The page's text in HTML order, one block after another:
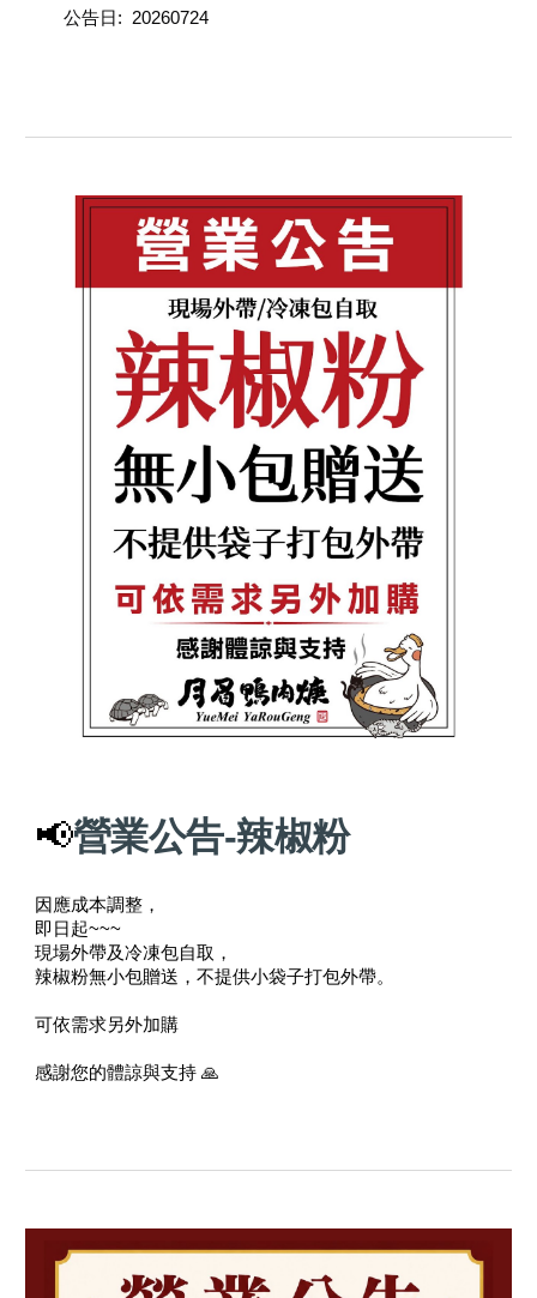
公告日: 20260724
📢營業公告-辣椒粉
因應成本調整，
即日起~~~
現場外帶及冷凍包自取，
辣椒粉無小包贈送，不提供小袋子打包外帶。
可依需求另外加購
感謝您的體諒與支持 🙏